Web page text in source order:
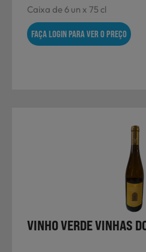
Charcutaria e
Laticínios, Ovos e
Mercearia
Caixa de 6 un x 75 cl
FAÇA LOGIN PARA VER O PREÇO
VINHO VERDE VINHAS